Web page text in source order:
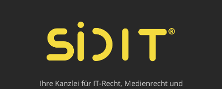
Ihre Kanzlei für IT-Recht, Medienrecht und